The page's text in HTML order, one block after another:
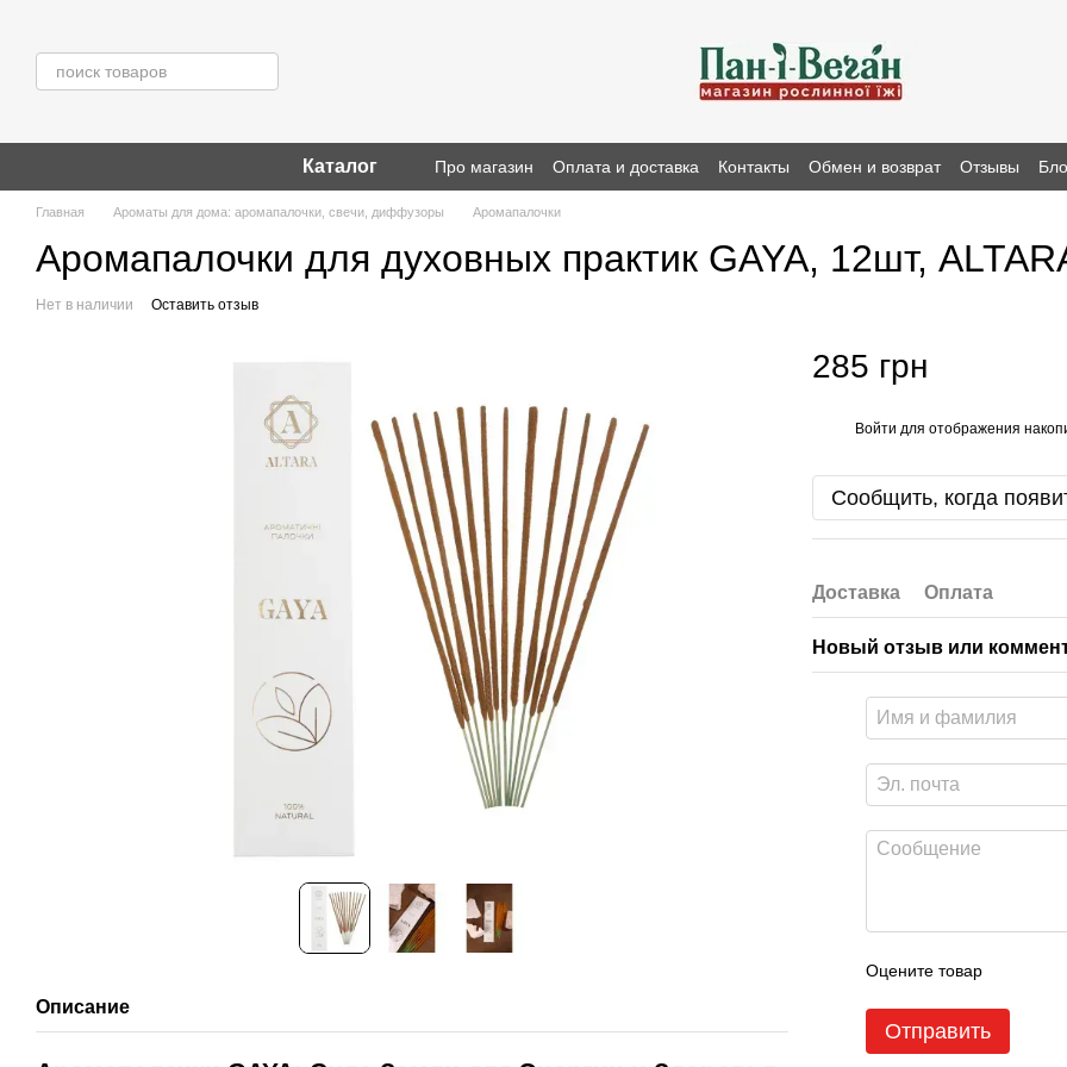
Каталог Про магазин Оплата и доставка Контакты Обмен и возврат Отзывы
Главная Ароматы для дома: аромапалочки, свечи, диффузоры Аромапалочки
Аромапалочки для духовных практик GAYA, 12шт,
Нет в наличии Оставить отзыв
Описание
285 грн
Войти для отображения
Сообщить, когда
Доставка Оплата
Новый отзыв или
Оцените товар
Отправить